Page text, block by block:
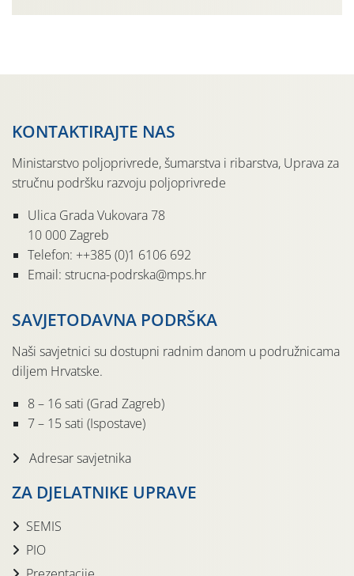
KONTAKTIRAJTE NAS
Ministarstvo poljoprivrede, šumarstva i ribarstva, Uprava za
stručnu podršku razvoju poljoprivrede
Ulica Grada Vukovara 78
10 000 Zagreb
Telefon: ++385 (0)1 6106 692
Email: strucna-podrska@mps.hr
SAVJETODAVNA PODRŠKA
Naši savjetnici su dostupni radnim danom u podružnicama
diljem Hrvatske.
8 – 16 sati (Grad Zagreb)
7 – 15 sati (Ispostave)
Adresar savjetnika
ZA DJELATNIKE UPRAVE
SEMIS
PIO